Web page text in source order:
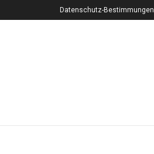
Datenschutz-Bestimmungen